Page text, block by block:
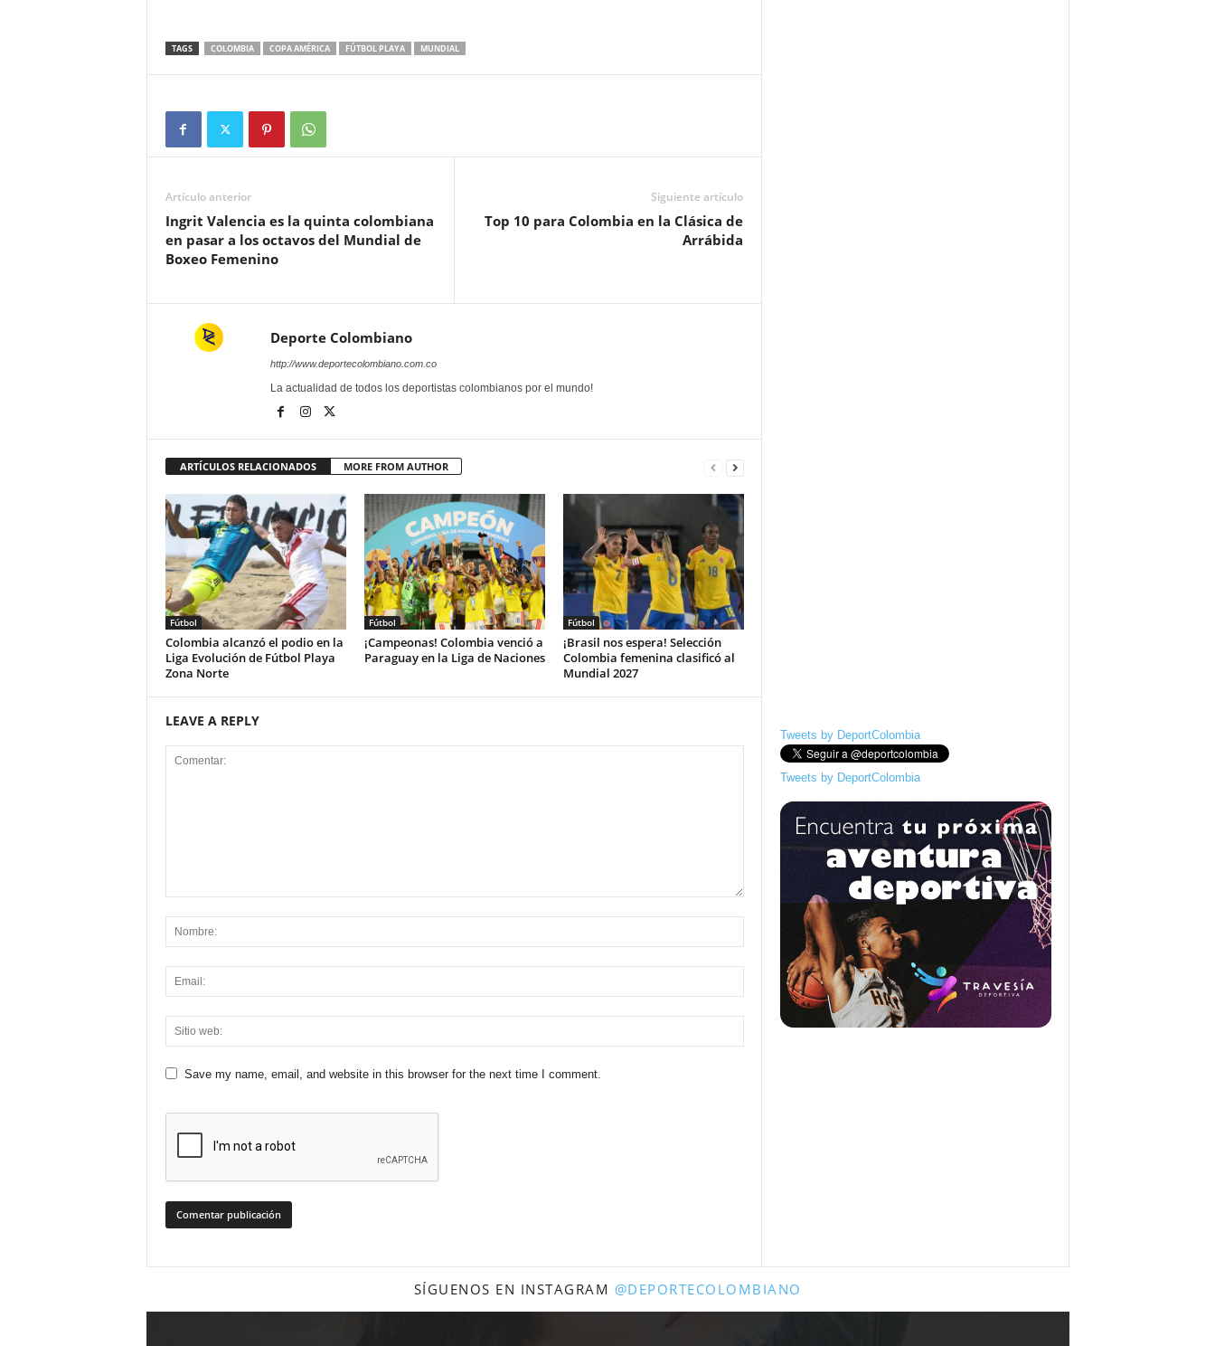
TAGS COLOMBIA COPA AMÉRICA FÚTBOL PLAYA MUNDIAL
Artículo anterior
Ingrit Valencia es la quinta colombiana
en pasar a los octavos del Mundial de
Boxeo Femenino
Siguiente artículo
Top 10 para Colombia en la Clásica de
Arrábida
Deporte Colombiano
http://www.deportecolombiano.com.co
La actualidad de todos los deportistas colombianos por el mundo!
ARTÍCULOS RELACIONADOS MORE FROM AUTHOR
Fútbol
Colombia alcanzó el podio en la
Liga Evolución de Fútbol Playa
Zona Norte
Fútbol
¡Campeonas! Colombia venció a
Paraguay en la Liga de Naciones
Fútbol
¡Brasil nos espera! Selección
Colombia femenina clasificó al
Mundial 2027
LEAVE A REPLY
Save my name, email, and website in this browser for the next time I comment.
Tweets by DeportColombia
Tweets by DeportColombia
SÍGUENOS EN INSTAGRAM @DEPORTECOLOMBIANO